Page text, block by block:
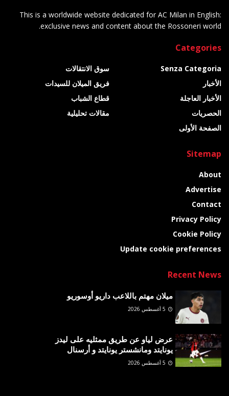
This is a worldwide website dedicated for AC Milan in English:
exclusive news and content about the Rossoneri world.
Categories
Senza Categoria
الأخبار
الأخبار العاجلة
الحصريات
الصفحة الأولى
سوق الانتقالات
فريق الميلان للسيدات
قطاع الشباب
مقالات تحليلية
Sitemap
About
Advertise
Contact
Privacy Policy
Cookie Policy
Update cookie preferences
Recent News
ميلان مهتم باللاعب داريو أوسوريو
عرض لياو عن طريق ممثليه على ليدز
يونايتد ومانشستر يونايتد و أرسنال